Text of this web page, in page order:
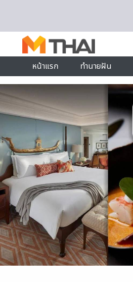
หน้าแรก
ทำนายฝัน